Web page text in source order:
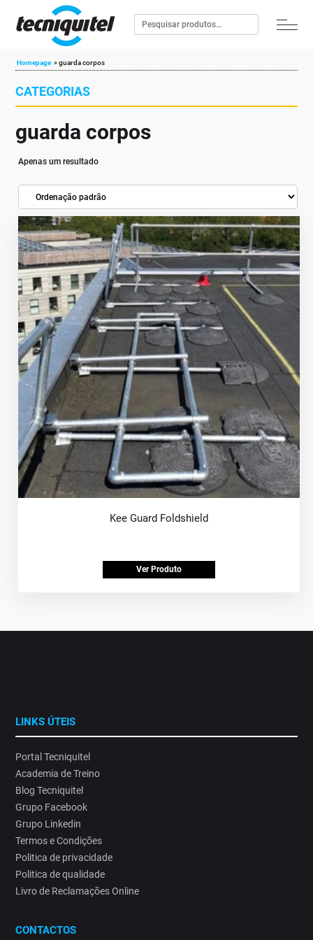
Homepage »guarda corpos
CATEGORIAS
guarda corpos
Apenas um resultado
Kee Guard Foldshield
Ver Produto
LINKS ÚTEIS
Portal Tecniquitel
Academia de Treino
Blog Tecniquitel
Grupo Facebook
Grupo Linkedin
Termos e Condições
Politica de privacidade
Politica de qualidade
Livro de Reclamações Online
CONTACTOS